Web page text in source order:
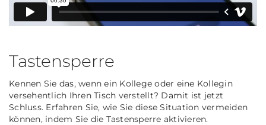
Tastensperre
Kennen Sie das, wenn ein Kollege oder eine Kollegin
versehentlich Ihren Tisch verstellt? Damit ist jetzt
Schluss. Erfahren Sie, wie Sie diese Situation vermeiden
können, indem Sie die Tastensperre aktivieren.